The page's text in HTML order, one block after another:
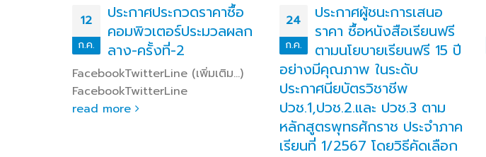
12
ก.ค.
ประกาศประกวดราคาซื้อ
คอมพิวเตอร์ประมวลผลก
ลาง-ครั้งที่-2
FacebookTwitterLine (เพิ่มเติม…)
FacebookTwitterLine
read more
24
ก.ค.
ประกาศผู้ชนะการเสนอ
ราคา ซื้อหนังสือเรียนฟรี
ตามนโยบายเรียนฟรี 15 ปี
อย่างมีคุณภาพ ในระดับ
ประกาศนียบัตรวิชาชีพ
ปวช.1,ปวช.2.และ ปวช.3 ตาม
หลักสูตรพุทธศักราช ประจำภาค
เรียนที่ 1/2567 โดยวิธีคัดเลือก